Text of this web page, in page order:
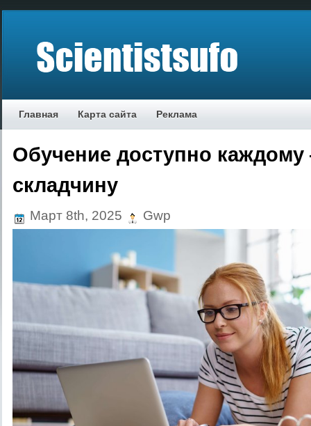
Главная Карта сайта Реклама
Обучение доступно
складчину
Март 8th, 2025 Gwp